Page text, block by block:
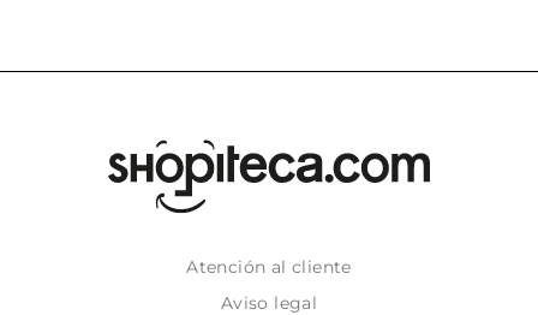
Atención al cliente
Aviso legal